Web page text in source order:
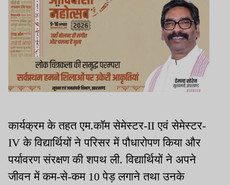
कार्यक्रम के तहत एम.कॉम सेमेस्टर-II एवं सेमेस्टर-
IV के विद्यार्थियों ने परिसर में पौधारोपण किया और
पर्यावरण संरक्षण की शपथ ली. विद्यार्थियों ने अपने
जीवन में कम-से-कम 10 पेड़ लगाने तथा उनके